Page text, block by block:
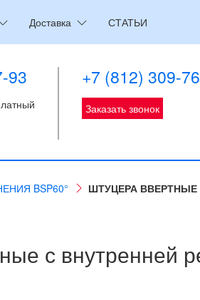
Доставка СТАТЬИ
93 +7 (812) 309-
Заказать звонок
BSP60° ШТУЦЕРА ВВЕРТНЫЕ
с внутренней